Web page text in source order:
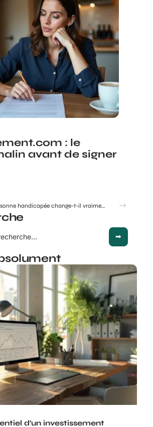
: le
avant de signer
Louer à une personne handicapée change-t-il vraiment le risque d’impayés ?
d’un investissement